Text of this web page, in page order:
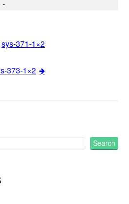
sys-371-1×2
373-1×2
Search